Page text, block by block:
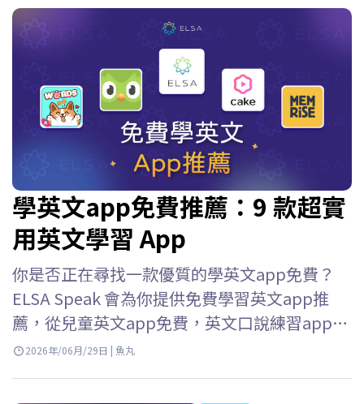
學英文app免費推薦：9 款超實
用英文學習 App
你是否正在尋找一款優質的學英文app免費？
ELSA Speak 會為你提供免費學習英文app推
薦，從兒童英文app免費，英文口說練習app免
費到英語口語練習應用等等，幫助你輕鬆選擇
2026年/06月/29日 | 魚丸